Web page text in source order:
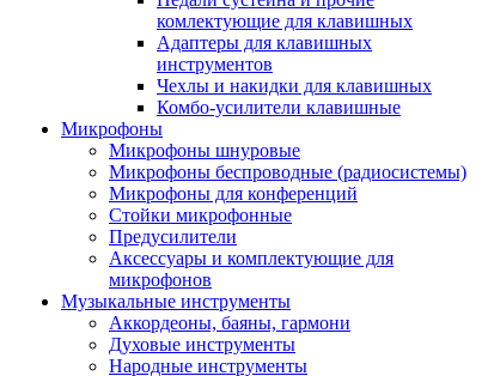
комлектующие для клавишных
Адаптеры для клавишных
инструментов
Чехлы и накидки для клавишных
Комбо-усилители клавишные
Микрофоны
Микрофоны шнуровые
Микрофоны беспроводные (радиосистемы)
Микрофоны для конференций
Стойки микрофонные
Предусилители
Аксессуары и комплектующие для
микрофонов
Музыкальные инструменты
Аккордеоны, баяны, гармони
Духовые инструменты
Народные инструменты